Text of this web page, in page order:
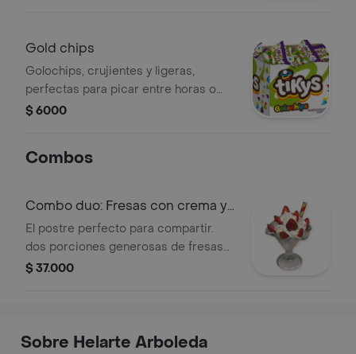
Gold chips
Golochips, crujientes y ligeras,
perfectas para picar entre horas o
como acompañamiento en tus
$ 6000
Combos
Combo duo: Fresas con crema y
queso
El postre perfecto para compartir.
dos porciones generosas de fresas
frescas bañadas en abundante crema
sabor, doble disfrute!
$ 37.000
Sobre Helarte Arboleda